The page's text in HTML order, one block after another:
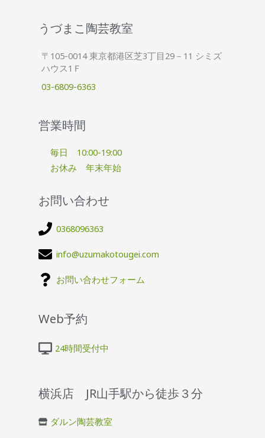
うづまこ陶芸教室
〒105-0014 東京都港区芝3丁目29－11 シミズ
ハウス1Ｆ
03-6809-6363
営業時間
毎日 10:00-19:00
お休み 年末年始
お問い合わせ
0368096363
info@uzumakotougei.com
お問い合わせフォーム
Web予約
24時間受付中
横浜店 JR山手駅から徒歩３分
ダルン陶芸教室